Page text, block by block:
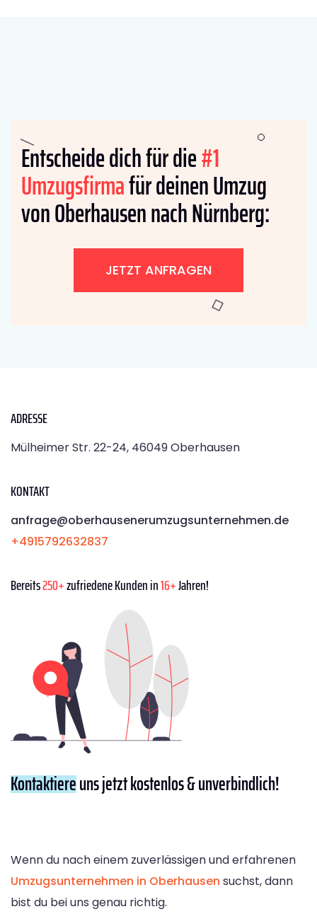
Entscheide dich für die#1
Umzugsfirmafür deinen Umzug
von Oberhausen nach Nürnberg:
JETZT ANFRAGEN
ADRESSE
Mülheimer Str. 22-24, 46049 Oberhausen
KONTAKT
anfrage@oberhausenerumzugsunternehmen.de
+4915792632837
Bereits250+zufriedene Kunden in16+Jahren!
Kontaktiereuns jetzt kostenlos & unverbindlich!
Wenn du nach einem zuverlässigen und erfahrenen
Umzugsunternehmen in Oberhausen suchst, dann
bist du bei uns genau richtig.